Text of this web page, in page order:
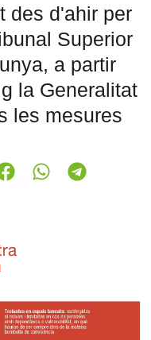
des d'ahir per
Superior
a partir
la Generalitat
les mesures